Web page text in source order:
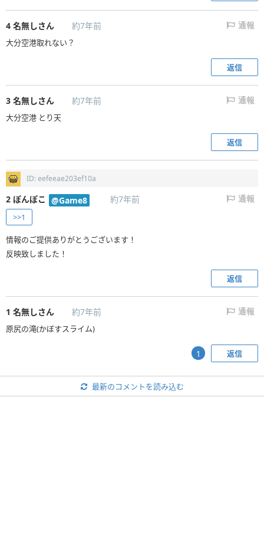
4 名無しさん 約7年前 通報
大分空港取れない？
返信
3 名無しさん 約7年前 通報
大分空港 とり天
返信
ID: eefeeae203ef10a
2 ぽんぽこ @Game8 約7年前 通報
>>1
情報のご提供ありがとうございます！
反映致しました！
返信
1 名無しさん 約7年前 通報
原尻の滝(かぼすスライム)
返信
1
最新のコメントを読み込む